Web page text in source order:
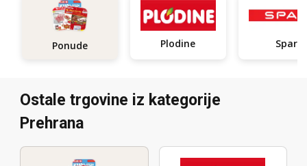
Ponude Plodine Spar
Ostale trgovine iz kategorije
Prehrana